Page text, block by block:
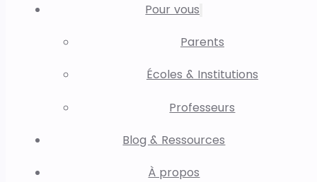
Pour vous
Parents
Écoles & Institutions
Professeurs
Blog & Ressources
À propos